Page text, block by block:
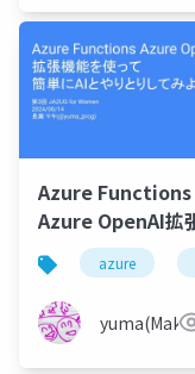
Azure Functions
Azure OpenAI拡
を使って簡単にAI
りとりしてみよ
azure
yuma(Maki)